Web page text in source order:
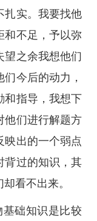
扎实。我要找他
和不足，予以弥
望之余我想他们
今后的动力，
和指导，我想下
他们进行解题方
映出的一个弱点
背过的知识，其
看不出来。
础知识是比较